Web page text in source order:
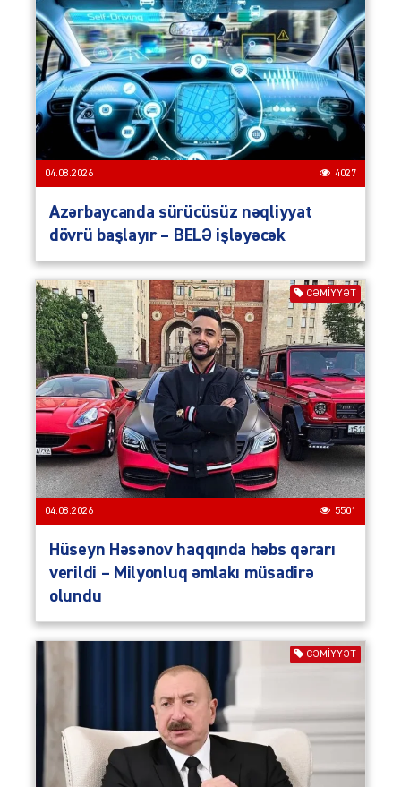
04.08.2026 4027
Azərbaycanda sürücüsüz nəqliyyat
dövrü başlayır – BELƏ işləyəcək
CƏMIYYƏT
04.08.2026 5501
Hüseyn Həsənov haqqında həbs qərarı
verildi – Milyonluq əmlakı müsadirə
olundu
CƏMIYYƏT